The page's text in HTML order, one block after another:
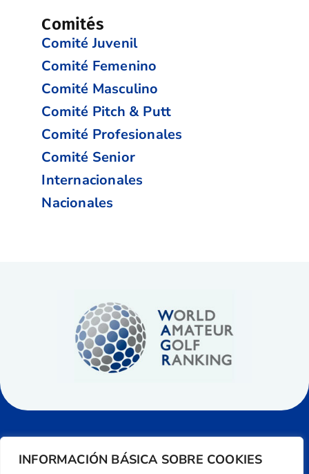
INFORMACIÓN BÁSICA SOBRE COOKIES
Comités
Comité Juvenil
Comité Femenino
Comité Masculino
Comité Pitch & Putt
Comité Profesionales
Comité Senior
Internacionales
Nacionales